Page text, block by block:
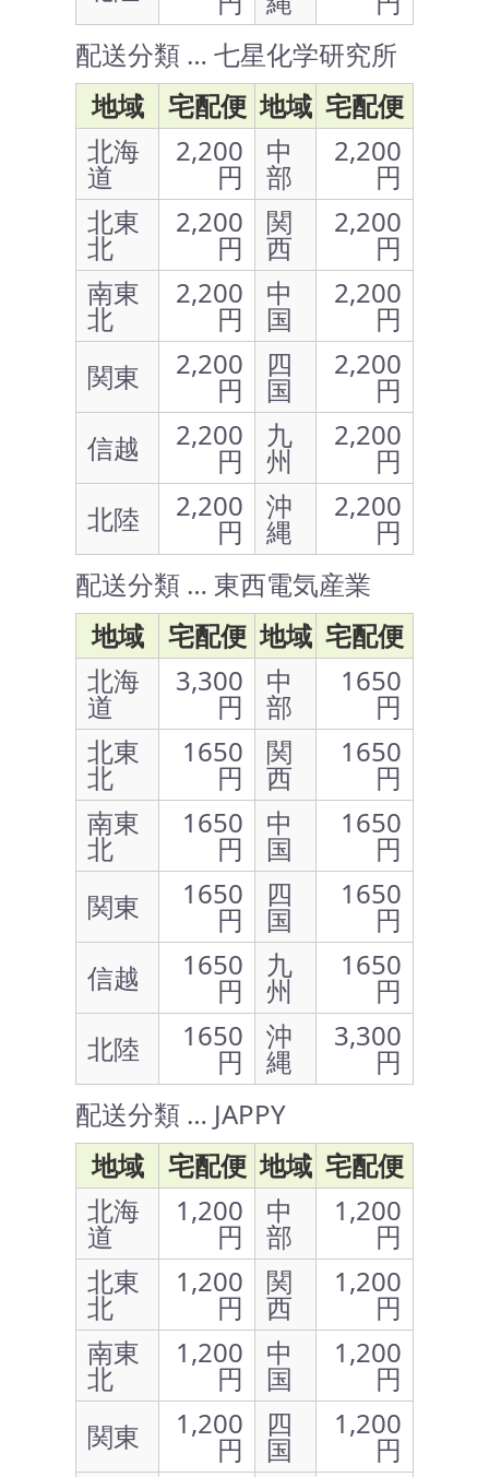
配送分類 … 七星化学研究所
地域
宅配便 地域 宅配便
北海
道
2,200
円
中
部
2,200
円
北東
北
2,200
円
関
西
2,200
円
南東
北
2,200
円
中
国
2,200
円
関東
2,200
円
四
国
2,200
円
信越
2,200
円
九
州
2,200
円
北陸
2,200
円
沖
縄
2,200
円
配送分類 … 東西電気産業
地域
宅配便 地域 宅配便
北海
道
3,300
円
中
部
1650
円
北東
北
1650
円
関
西
1650
円
南東
北
1650
円
中
国
1650
円
関東
1650
円
四
国
1650
円
信越
1650
円
九
州
1650
円
北陸
1650
円
沖
縄
3,300
円
配送分類 … JAPPY
地域
宅配便 地域 宅配便
北海
道
1,200
円
中
部
1,200
円
北東
北
1,200
円
関
西
1,200
円
南東
北
1,200
円
中
国
1,200
円
関東
1,200
円
四
国
1,200
円